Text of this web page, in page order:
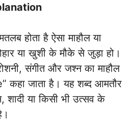
होता है ऐसा माहौल या
या खुशी के मौके से जुड़ा हो।
संगीत और जश्न का माहौल
कहा जाता है। यह शब्द आमतौर
शादी या किसी भी उत्सव के